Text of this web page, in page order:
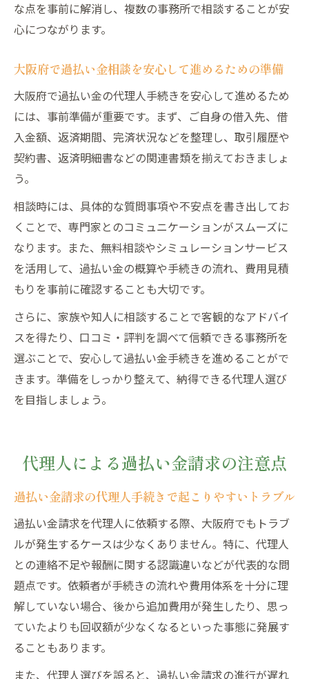
な点を事前に解消し、複数の事務所で相談することが安
心につながります。
大阪府で過払い金相談を安心して進めるための準備
大阪府で過払い金の代理人手続きを安心して進めるため
には、事前準備が重要です。まず、ご自身の借入先、借
入金額、返済期間、完済状況などを整理し、取引履歴や
契約書、返済明細書などの関連書類を揃えておきましょ
う。
相談時には、具体的な質問事項や不安点を書き出してお
くことで、専門家とのコミュニケーションがスムーズに
なります。また、無料相談やシミュレーションサービス
を活用して、過払い金の概算や手続きの流れ、費用見積
もりを事前に確認することも大切です。
さらに、家族や知人に相談することで客観的なアドバイ
スを得たり、口コミ・評判を調べて信頼できる事務所を
選ぶことで、安心して過払い金手続きを進めることがで
きます。準備をしっかり整えて、納得できる代理人選び
を目指しましょう。
代理人による過払い金請求の注意点
過払い金請求の代理人手続きで起こりやすいトラブル
過払い金請求を代理人に依頼する際、大阪府でもトラブ
ルが発生するケースは少なくありません。特に、代理人
との連絡不足や報酬に関する認識違いなどが代表的な問
題点です。依頼者が手続きの流れや費用体系を十分に理
解していない場合、後から追加費用が発生したり、思っ
ていたよりも回収額が少なくなるといった事態に発展す
ることもあります。
また、代理人選びを誤ると、過払い金請求の進行が遅れ